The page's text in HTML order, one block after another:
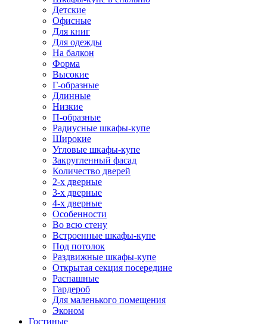
Детские
Офисные
Для книг
Для одежды
На балкон
Форма
Высокие
Г-образные
Длинные
Низкие
П-образные
Радиусные шкафы-купе
Широкие
Угловые шкафы-купе
Закругленный фасад
Количество дверей
2-х дверные
3-х дверные
4-х дверные
Особенности
Во всю стену
Встроенные шкафы-купе
Под потолок
Раздвижные шкафы-купе
Открытая секция посередине
Распашные
Гардероб
Для маленького помещения
Эконом
Гостиные